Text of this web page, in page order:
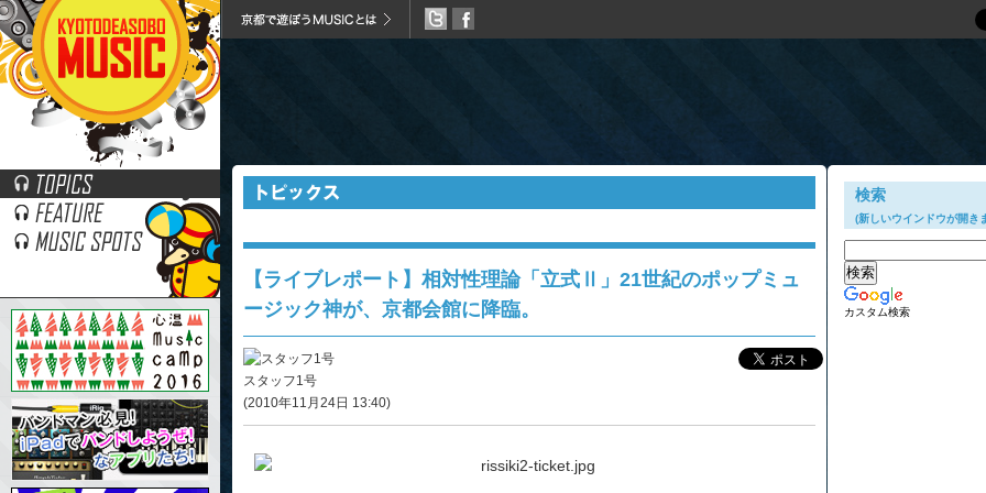
【ライブレポート】相対性理論「立式Ⅱ」21世紀のポップミュ
ージック神が、京都会館に降臨。
スタッフ1号
(2010年11月24日 13:40)
検索
(新しいウインドウが開き
カスタム検索